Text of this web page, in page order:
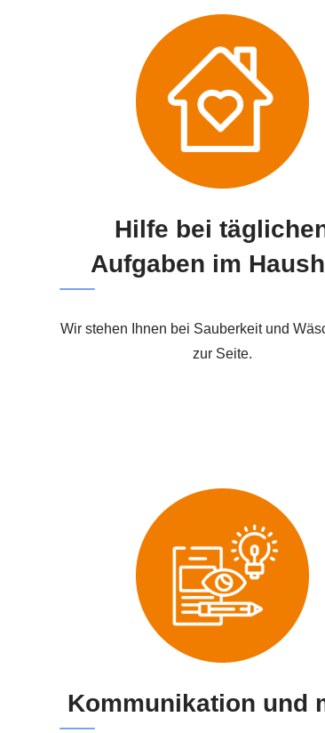
Hilfe bei
Aufgaben im
Wir stehen Ihnen bei Sauberkeit und
zur Seite.
Kommunikation und